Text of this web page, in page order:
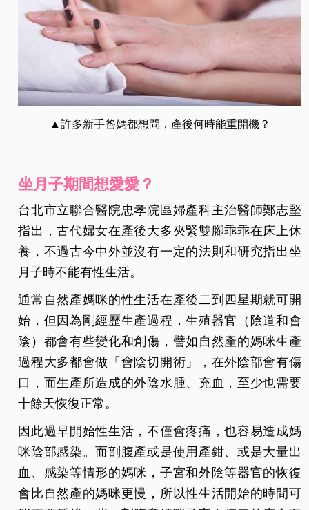
▲許多新手爸媽都想問，產後何時能重開機？
坐月子期間想愛愛？
台北市立聯合醫院忠孝院區婦產科主治醫師鄭志堅
指出，古代婦女在產後大多夾緊雙腳乖乖在床上休
養，不過古今中外並沒有一定的法則和研究指出坐
月子時不能有性生活。
通常自然產媽咪的性生活在產後二到四星期就可開
始，但因為剛經歷生產過程，生殖器官（陰道和會
陰）都會有些變化和創傷，譬如自然產的媽咪生產
過程大多都會做「會陰切開術」，在外陰部會有傷
口，而生產所造成的外陰水腫、充血，至少也需要
十餘天恢復正常。
因此過早開始性生活，不僅會疼痛，也容易造成媽
咪陰部感染。而剖腹產或是使用產鉗、或是大量出
血、感染等情形的媽咪，子宮和外陰等器官的恢復
會比自然產的媽咪更慢，所以性生活開始的時間可